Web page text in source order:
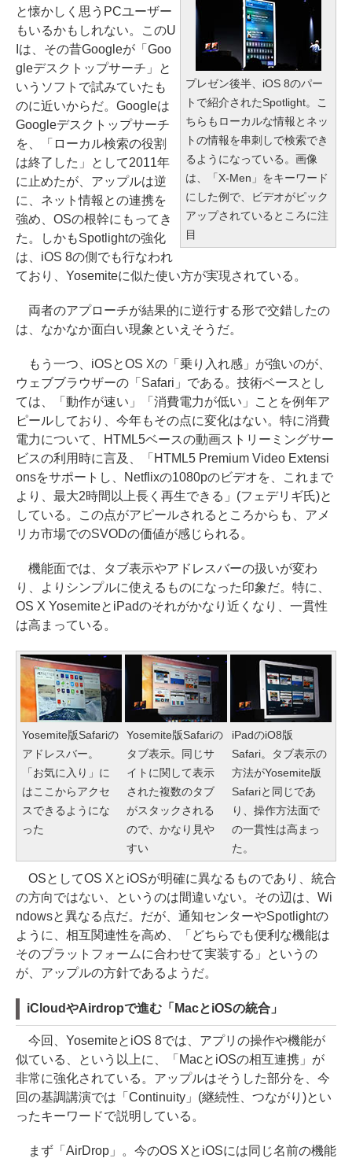
プレゼン後半、iOS 8のパー
トで紹介されたSpotlight。こ
ちらもローカルな情報とネッ
トの情報を串刺しで検索でき
るようになっている。画像
は、「X-Men」をキーワード
にした例で、ビデオがピック
アップされているところに注
目
と懐かしく思うPCユーザー
もいるかもしれない。このU
Iは、その昔Googleが「Goo
gleデスクトップサーチ」と
いうソフトで試みていたも
のに近いからだ。Googleは
Googleデスクトップサーチ
を、「ローカル検索の役割
は終了した」として2011年
に止めたが、アップルは逆
に、ネット情報との連携を
強め、OSの根幹にもってき
た。しかもSpotlightの強化
は、iOS 8の側でも行なわれ
ており、Yosemiteに似た使い方が実現されている。
両者のアプローチが結果的に逆行する形で交錯したの
は、なかなか面白い現象といえそうだ。
もう一つ、iOSとOS Xの「乗り入れ感」が強いのが、
ウェブブラウザーの「Safari」である。技術ベースとし
ては、「動作が速い」「消費電力が低い」ことを例年ア
ピールしており、今年もその点に変化はない。特に消費
電力について、HTML5ベースの動画ストリーミングサー
ビスの利用時に言及、「HTML5 Premium Video Extensi
onsをサポートし、Netflixの1080pのビデオを、これまで
より、最大2時間以上長く再生できる」(フェデリギ氏)と
している。この点がアピールされるところからも、アメ
リカ市場でのSVODの価値が感じられる。
機能面では、タブ表示やアドレスバーの扱いが変わ
り、よりシンプルに使えるものになった印象だ。特に、
OS X YosemiteとiPadのそれがかなり近くなり、一貫性
は高まっている。
Yosemite版Safariの
アドレスバー。
「お気に入り」に
はここからアクセ
スできるようにな
った
Yosemite版Safariの
タブ表示。同じサ
イトに関して表示
された複数のタブ
がスタックされる
ので、かなり見や
すい
iPadのiO8版
Safari。タブ表示の
方法がYosemite版
Safariと同じであ
り、操作方法面で
の一貫性は高まっ
た。
OSとしてOS XとiOSが明確に異なるものであり、統合
の方向ではない、というのは間違いない。その辺は、Wi
ndowsと異なる点だ。だが、通知センターやSpotlightの
ように、相互関連性を高め、「どちらでも便利な機能は
そのプラットフォームに合わせて実装する」というの
が、アップルの方針であるようだ。
iCloudやAirdropで進む「MacとiOSの統合」
今回、YosemiteとiOS 8では、アプリの操作や機能が
似ている、という以上に、「MacとiOSの相互連携」が
非常に強化されている。アップルはそうした部分を、今
回の基調講演では「Continuity」(継続性、つながり)とい
ったキーワードで説明している。
まず「AirDrop」。今のOS XとiOSには同じ名前の機能